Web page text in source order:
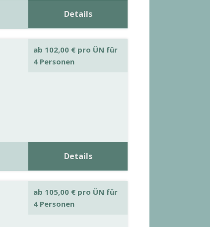
Details
ab 102,00 € pro ÜN für
4 Personen
Details
ab 105,00 € pro ÜN für
4 Personen